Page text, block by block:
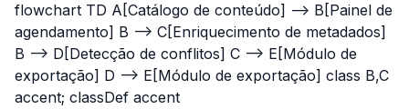
flowchart TD A[Catálogo de conteúdo] --> B[Painel de
agendamento] B --> C[Enriquecimento de metadados]
B --> D[Detecção de conflitos] C --> E[Módulo de
exportação] D --> E[Módulo de exportação] class B,C
accent; classDef accent